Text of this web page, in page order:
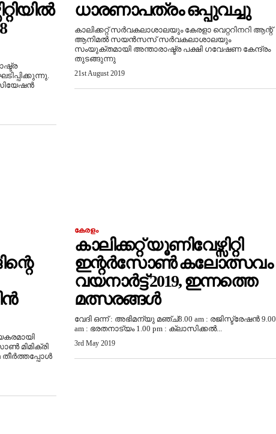
ധാരണാപത്രം ഒപ്പുവച്ചു
കാലിക്കറ്റ് സർവകലാശാലയും കേരളാ വെറ്ററിനറി ആന്റ്
ആനിമൽ സയൻസസ് സർവകലാശാലയും
സംയുക്തമായി അന്താരാഷ്ട്ര പക്ഷി ഗവേഷണ കേന്ദ്രം
തുടങ്ങുന്നു
21st August 2019
മിമിക്രി
കേരളം
കാലിക്കറ്റ് യൂണിവേഴ്സിറ്റി
ഇന്റർസോൺ കലോത്സവം
വയനാർട്ട് 2019, ഇന്നത്തെ
മത്സരങ്ങൾ
വേദി ഒന്ന് : അഭിമന്യു മഞ്ച്8.00 am : രജിസ്ട്രേഷൻ 9.00
am : ഭരതനാട്യം 1.00 pm : ക്ലാസിക്കൽ...
3rd May 2019